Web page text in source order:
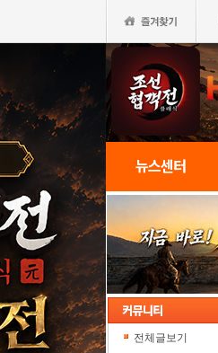
뉴스센터
전체글보기